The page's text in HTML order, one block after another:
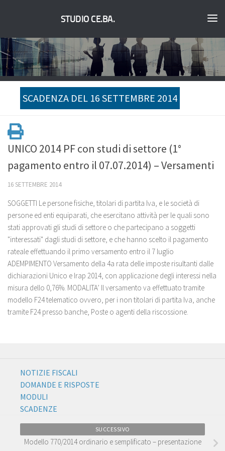
STUDIO CE.BA.
SCADENZA DEL 16 SETTEMBRE 2014
UNICO 2014 PF con studi di settore (1°
pagamento entro il 07.07.2014) – Versamenti
16 SETTEMBRE 2014
SOGGETTI Le persone fisiche, titolari di partita Iva, e le società di
persone ed enti equiparati, che esercitano attività per le quali sono
stati approvati gli studi di settore o che partecipano a soggetti
"interessati" dagli studi di settore, e che hanno scelto il pagamento
rateale effettuando il primo versamento entro il 7 luglio
ADEMPIMENTO Versamento della 4a rata delle imposte risultanti dalle
dichiarazioni Unico e Irap 2014, con applicazione degli interessi nella
misura dello 0,76%. MODALITA’ Il versamento va effettuato tramite
modello F24 telematico ovvero, per i non titolari di partita Iva, anche
tramite F24 presso banche, Poste o agenti della riscossione.
NOTIZIE FISCALI
DOMANDE E RISPOSTE
MODULI
SCADENZE
SUCCESSIVO
Modello 770/2014 ordinario e semplificato – presentazione